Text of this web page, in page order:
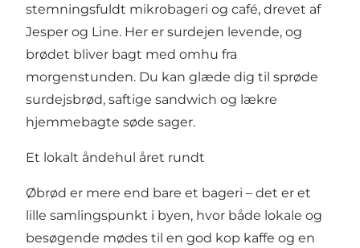
stemningsfuldt mikrobageri og café, drevet af
Jesper og Line. Her er surdejen levende, og
brødet bliver bagt med omhu fra
morgenstunden. Du kan glæde dig til sprøde
surdejsbrød, saftige sandwich og lækre
hjemmebagte søde sager.
Et lokalt åndehul året rundt
Øbrød er mere end bare et bageri – det er et
lille samlingspunkt i byen, hvor både lokale og
besøgende mødes til en god kop kaffe og en